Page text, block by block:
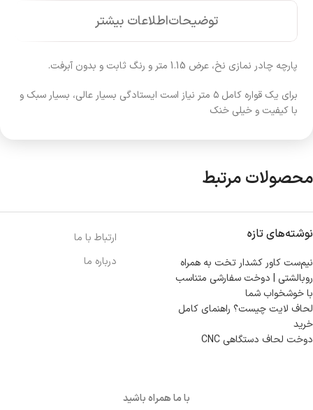
توضیحاتاطلاعات بیشتر
پارچه چادر نمازی نخ، عرض 1.15 متر و رنگ ثابت و بدون آبرفت.
برای یک قواره کامل ۵ متر نیاز است ایستادگی بسیار عالی، بسیار سبک و
با کیفیت و خیلی خنک
محصولات مرتبط
نوشته‌های تازه
نیم‌ست کاور کشدار تخت به همراه
روبالشتی | دوخت سفارشی متناسب
با خوشخواب شما
لحاف لایت چیست؟ راهنمای کامل
خرید
دوخت لحاف دستگاهی CNC
ارتباط با ما
درباره ما
با ما همراه باشید